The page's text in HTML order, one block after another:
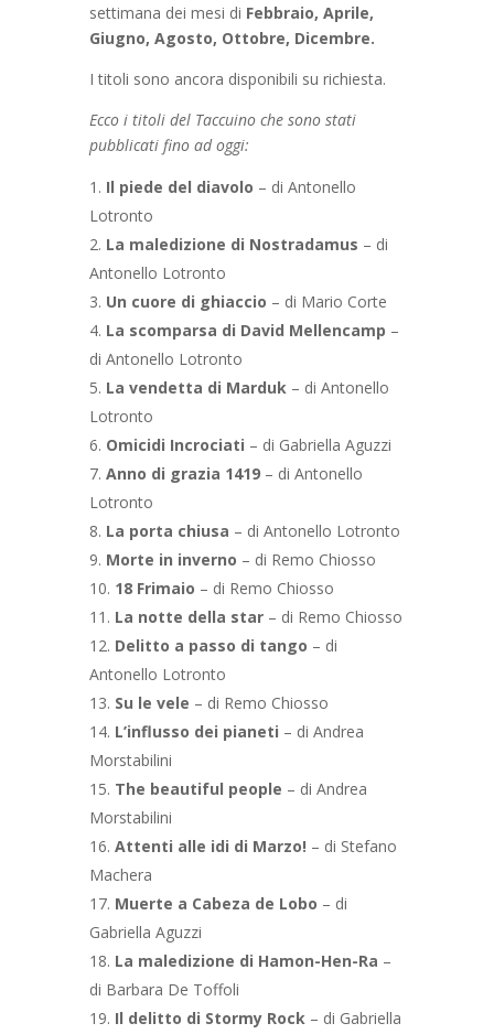
settimana dei mesi di Febbraio, Aprile,
Giugno, Agosto, Ottobre, Dicembre.
I titoli sono ancora disponibili su richiesta.
Ecco i titoli del Taccuino che sono stati
pubblicati fino ad oggi:
Il piede del diavolo – di Antonello
Lotronto
La maledizione di Nostradamus – di
Antonello Lotronto
Un cuore di ghiaccio – di Mario Corte
La scomparsa di David Mellencamp –
di Antonello Lotronto
La vendetta di Marduk – di Antonello
Lotronto
Omicidi Incrociati – di Gabriella Aguzzi
Anno di grazia 1419– di Antonello
Lotronto
La porta chiusa – di Antonello Lotronto
Morte in inverno – di Remo Chiosso
18 Frimaio – di Remo Chiosso
La notte della star – di Remo Chiosso
Delitto a passo di tango – di
Antonello Lotronto
Su le vele – di Remo Chiosso
L’influsso dei pianeti – di Andrea
Morstabilini
The beautiful people – di Andrea
Morstabilini
Attenti alle idi di Marzo! – di Stefano
Machera
Muerte a Cabeza de Lobo – di
Gabriella Aguzzi
La maledizione di Hamon-Hen-Ra –
di Barbara De Toffoli
Il delitto di Stormy Rock – di Gabriella